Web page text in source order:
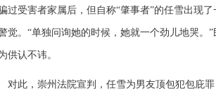
过受害者家属后，但自称“肇事者”的任雪出现
觉。“单独问询她的时候，她就一个劲儿地哭。
供认不讳。
此，崇州法院宣判，任雪为男友顶包犯包庇罪